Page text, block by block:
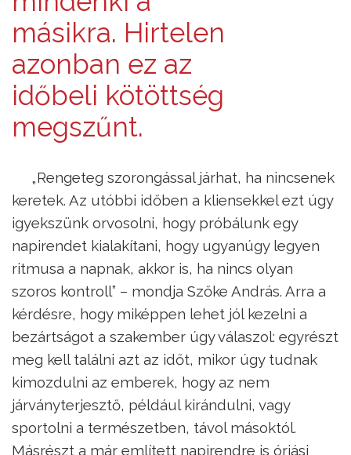
másikra. Hirtelen
azonban ez az
időbeli kötöttség
megszűnt.
„Rengeteg szorongással járhat, ha nincsenek
keretek. Az utóbbi időben a kliensekkel ezt úgy
igyekszünk orvosolni, hogy próbálunk egy
napirendet kialakítani, hogy ugyanúgy legyen
ritmusa a napnak, akkor is, ha nincs olyan
szoros kontroll” – mondja Szőke András. Arra a
kérdésre, hogy miképpen lehet jól kezelni a
bezártságot a szakember úgy válaszol: egyrészt
meg kell találni azt az időt, mikor úgy tudnak
kimozdulni az emberek, hogy az nem
járványterjesztő, például kirándulni, vagy
sportolni a természetben, távol másoktól.
Másrészt a már említett napirendre is óriási